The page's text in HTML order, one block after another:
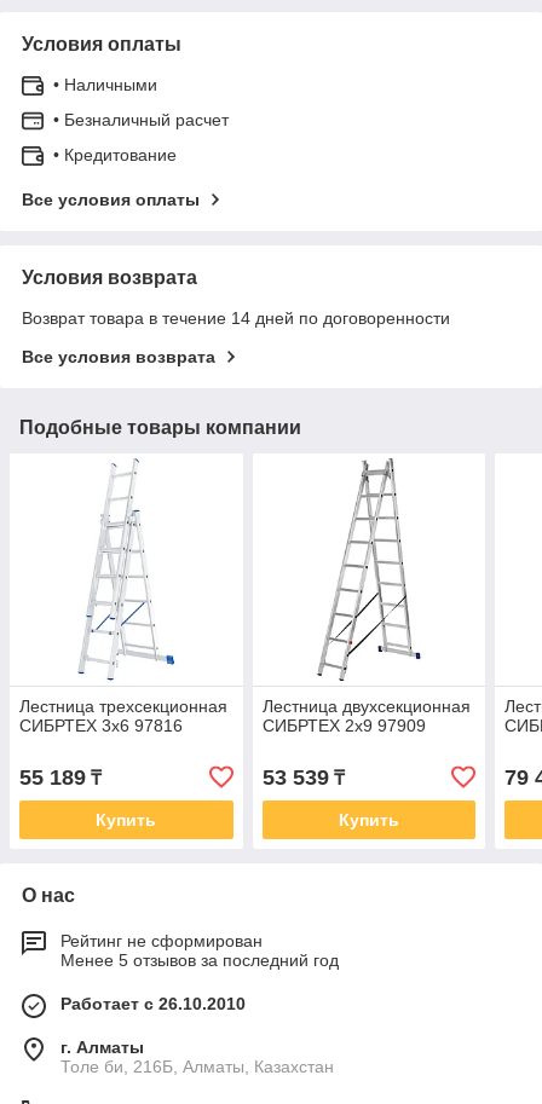
Условия оплаты
• Наличными
• Безналичный расчет
• Кредитование
Все условия оплаты
Условия возврата
Возврат товара в течение 14 дней по договоренности
Все условия возврата
Подобные товары компании
Лестница трехсекционная
СИБРТЕХ 3х6 97816
55 189 ₸
Купить
Лестница двухсекционная
СИБРТЕХ 2х9 97909
53 539₸
Купить
79
О нас
Рейтинг не сформирован
Менее 5 отзывов за последний год
Работает с 26.10.2010
г. Алматы
Толе би, 216Б, Алматы, Казахстан